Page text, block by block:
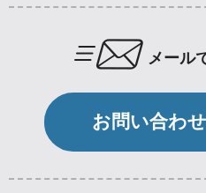
メール
お問い合わ